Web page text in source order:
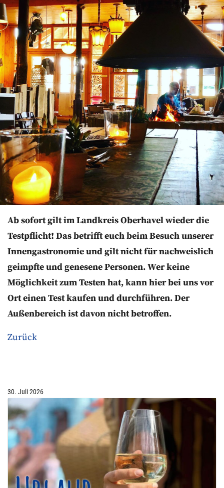
Ab sofort gilt im Landkreis Oberhavel wieder die
Testpflicht! Das betrifft euch beim Besuch unserer
Innengastronomie und gilt nicht für nachweislich
geimpfte und genesene Personen. Wer keine
Möglichkeit zum Testen hat, kann hier bei uns vor
Ort einen Test kaufen und durchführen. Der
Außenbereich ist davon nicht betroffen.
Zurück
30. Juli 2026